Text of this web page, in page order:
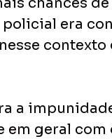
era
a
geral com